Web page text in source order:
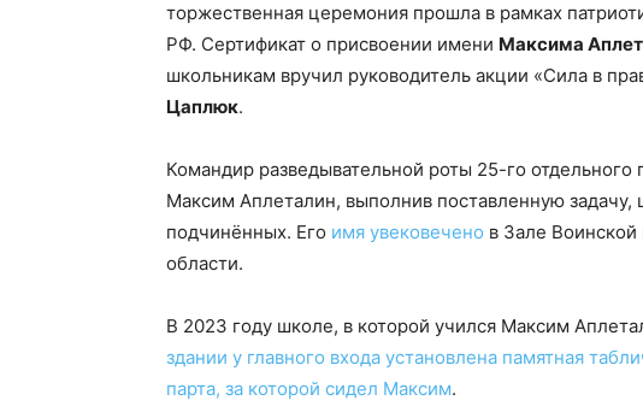
торжественная церемония прошла в рамках
РФ. Сертификат о присвоении имени Максима
школьникам вручил руководитель акции «Сила в
Цаплюк.
Командир разведывательной роты 25-го
Максим Аплеталин, выполнив поставленную задачу,
подчинённых. Его имя увековечено в Зале
области.
В 2023 году школе, в которой учился Максим
здании у главного входа установлена памятная
парта, за которой сидел Максим.